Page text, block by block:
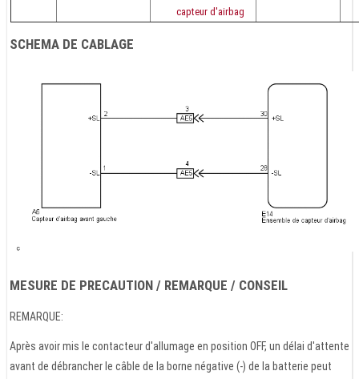
capteur d'airbag
SCHEMA DE CABLAGE
MESURE DE PRECAUTION / REMARQUE / CONSEIL
REMARQUE:
Après avoir mis le contacteur d'allumage en position OFF, un délai d'attente
avant de débrancher le câble de la borne négative (-) de la batterie peut